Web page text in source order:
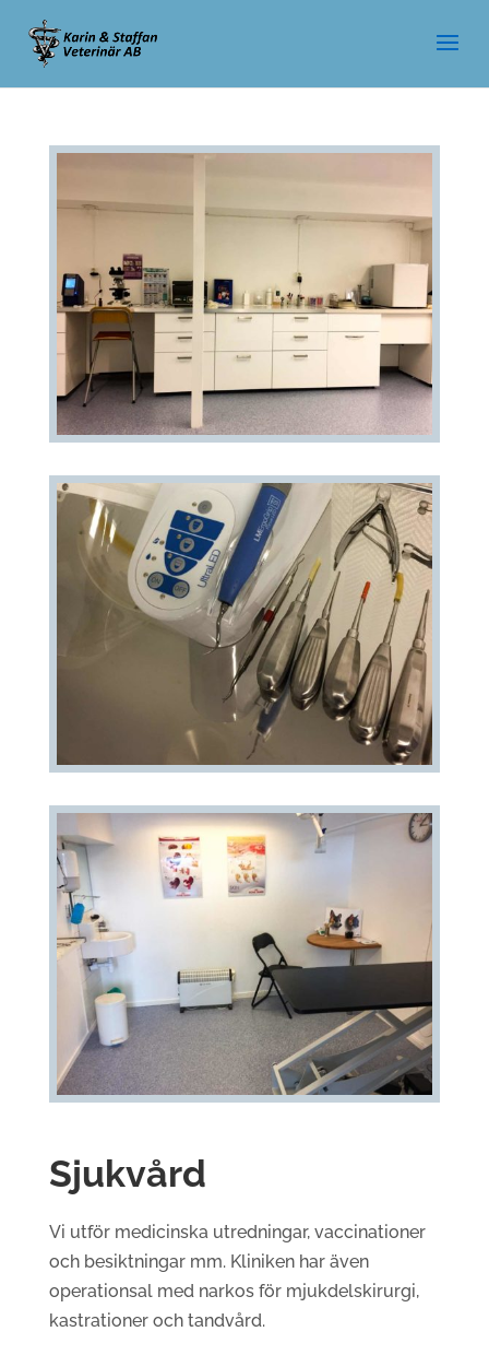
Sjukvård
Vi utför medicinska utredningar, vaccinationer
och besiktningar mm. Kliniken har även
operationsal med narkos för mjukdelskirurgi,
kastrationer och tandvård.